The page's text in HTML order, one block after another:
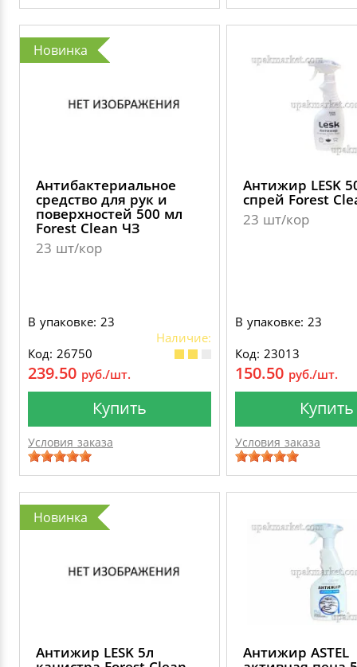
Новинка
Антибактериальное
средство для рук и
поверхностей 500 мл
Forest Clean ЧЗ
23 шт/кор
В упаковке: 23
Наличие:
Код: 26750
239.50 руб./шт.
Купить
Условия заказа
Антижир LESK
спрей Forest
23 шт/кор
В упаковке: 23
Код: 23013
150.50 руб./шт.
Купить
Условия заказа
Новинка
Антижир LESK 5л Антижир АSTEL